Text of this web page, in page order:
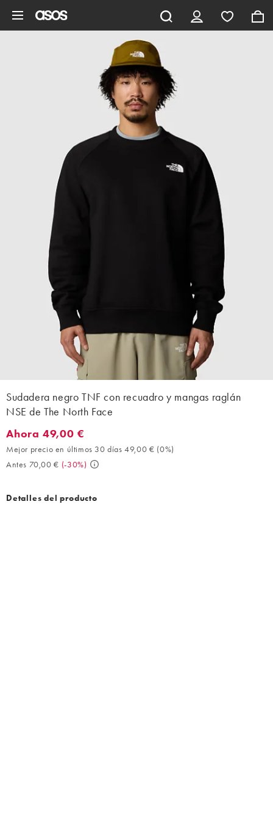
Sudadera negro TNF con recuadro y mangas raglán
NSE de The North Face
Ahora 49,00 €. Mejor precio en últimos 30 días 49,00 € (0%).
Ahora 49,00 €
Mejor precio en últimos 30 días 49,00 € (0%)
Antes 70,00 € (-30%)
Detalles del producto